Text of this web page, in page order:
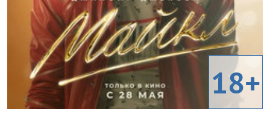
18+